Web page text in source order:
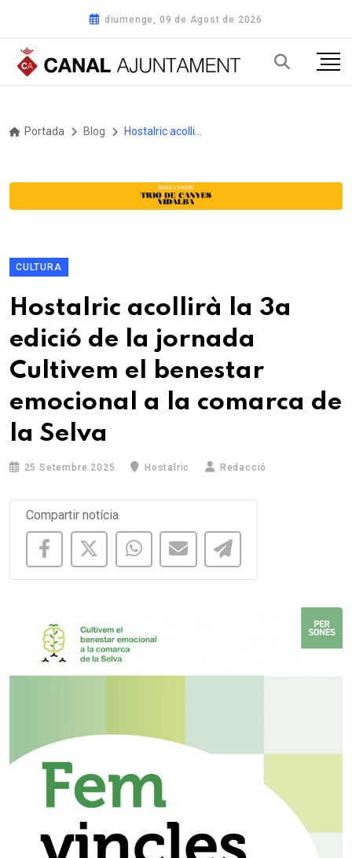
diumenge, 09 de Agost de 2026
Portada Blog
CULTURA
Hostalric acollirà la 3a
edició de la jornada
Cultivem el benestar
emocional a la comarca de
la Selva
25 Setembre 2025 Hostalric Redacció
Compartir notícia